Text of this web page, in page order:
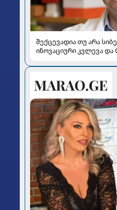
შექცევადია თუ არა
ინოვაციური კვლევა და